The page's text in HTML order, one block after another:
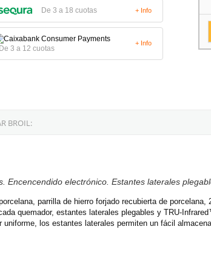
De 3 a 18 cuotas + Info
De 3 a 12 cuotas
+ Info
BROIL:
electrónico. Estantes laterales
parrilla de hierro forjado recubierta de
quemador, estantes laterales plegables y TRU-
los estantes laterales permiten un fácil